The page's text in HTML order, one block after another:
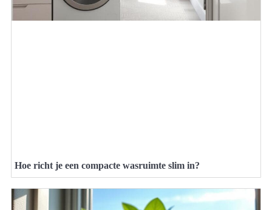
Hoe richt je een compacte wasruimte slim in?